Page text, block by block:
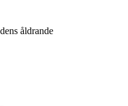
åldrande